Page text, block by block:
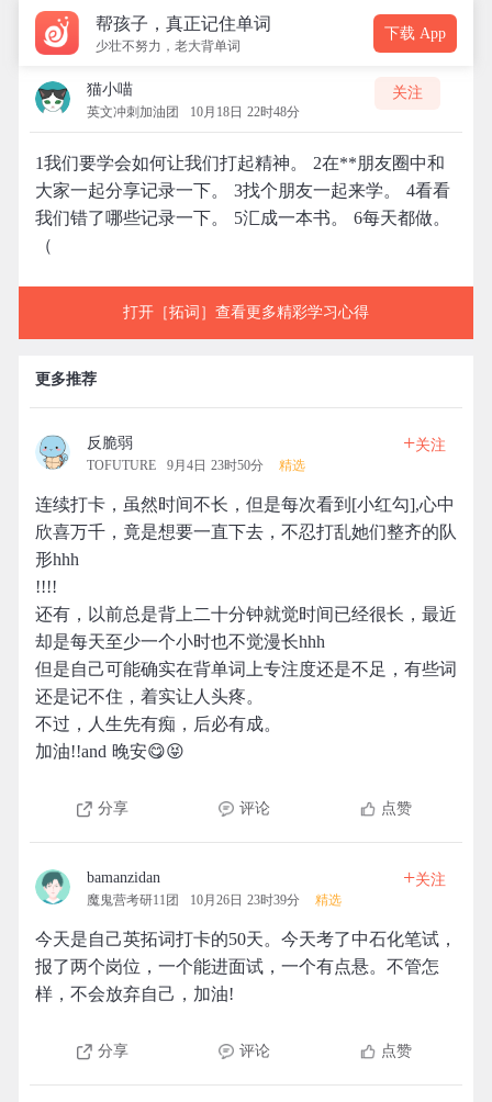
帮孩子，真正记住单词
少壮不努力，老大背单词
下载 App
猫小喵
英文冲刺加油团 10月18日 22时48分
关注
1我们要学会如何让我们打起精神。 2在**朋友圈中和
大家一起分享记录一下。 3找个朋友一起来学。 4看看
我们错了哪些记录一下。 5汇成一本书。 6每天都做。
（
打开［拓词］查看更多精彩学习心得
更多推荐
反脆弱
TOFUTURE 9月4日 23时50分 精选
+关注
连续打卡，虽然时间不长，但是每次看到[小红勾],心中
欣喜万千，竟是想要一直下去，不忍打乱她们整齐的队
形hhh
!!!!
还有，以前总是背上二十分钟就觉时间已经很长，最近
却是每天至少一个小时也不觉漫长hhh
但是自己可能确实在背单词上专注度还是不足，有些词
还是记不住，着实让人头疼。
不过，人生先有痴，后必有成。
加油!!and 晚安😋😝
分享 评论 点赞
bamanzidan
魔鬼营考研11团 10月26日 23时39分 精选
+关注
今天是自己英拓词打卡的50天。今天考了中石化笔试，
报了两个岗位，一个能进面试，一个有点悬。不管怎
样，不会放弃自己，加油!
分享 评论 点赞